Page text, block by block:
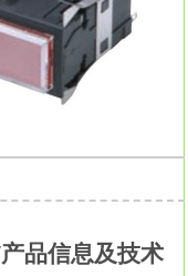
品信息及技术